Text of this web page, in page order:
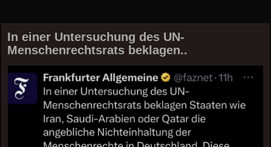
In einer Untersuchung des UN-
Menschenrechtsrats beklagen..